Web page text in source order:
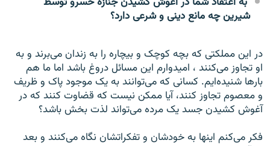
شیرین چه مانع دینی و شرعی دارد؟
در این مملکتی که بچه کوچک و بیچاره را به زندان می‌برند و به
او تجاوز می‌کنند ، امیدوارم این مسائل دروغ باشد اما ما هم
بارها شنیده‌ایم. کسانی که می‌توانند به یک موجود پاک و ظریف
و معصوم تجاوز کنند، آیا ممکن نیست که قضاوت کنند که در
آغوش کشیدن جسد یک مرده می‌تواند لذت بخش باشد؟
فکر می‌کنم اینها به خودشان و تفکراتشان نگاه می‌کنند و بعد